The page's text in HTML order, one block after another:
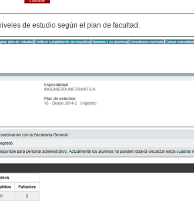
de estudio según el plan de facultad.